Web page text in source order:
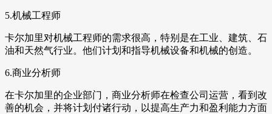
5.机械工程师
卡尔加里对机械工程师的需求很高，特别是在工业、建筑、石
油和天然气行业。他们计划和指导机械设备和机械的创造。
6.商业分析师
在卡尔加里的企业部门，商业分析师在检查公司运营，看到改
善的机会，并将计划付诸行动，以提高生产力和盈利能力方面